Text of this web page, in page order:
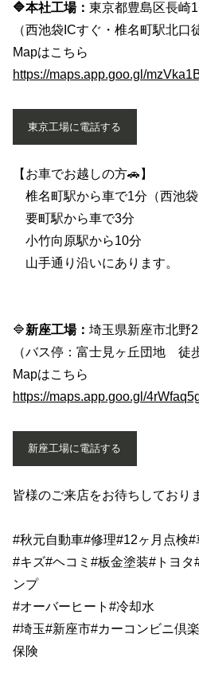
🔷本社工場： 東京都豊島区長崎
（西池袋ICすぐ・椎名町駅北口
Mapはこちら
https://maps.app.goo.gl/
東京工場に電話する
【お車でお越しの方🚗】
椎名町駅から車で1分（西池袋
要町駅から車で3分
小竹向原駅から10分
山手通り沿いにあります。
🔷新座工場： 埼玉県新座市北野
（バス停：富士見ヶ丘団地 徒
Mapはこちら
https://maps.app.goo.gl/
新座工場に電話する
皆様のご来店をお待ちしており
#秋元自動車#修理#12ヶ月点検#
#キズ#ヘコミ#板金塗装#トヨ
ンプ
#オーバーヒート#冷却水
#埼玉#新座市#カーコンビニ倶
保険